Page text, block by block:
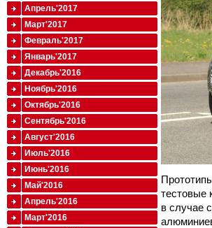
тестовые
в случае
Апрель'2017
Март'2017
Февраль'2017
Январь'2017
Декабрь'2016
Ноябрь'2016
Октябрь'2016
Сентябрь'2016
Август'2016
Июль'2016
Июнь'2016
Май'2016
Апрель'2016
Март'2016